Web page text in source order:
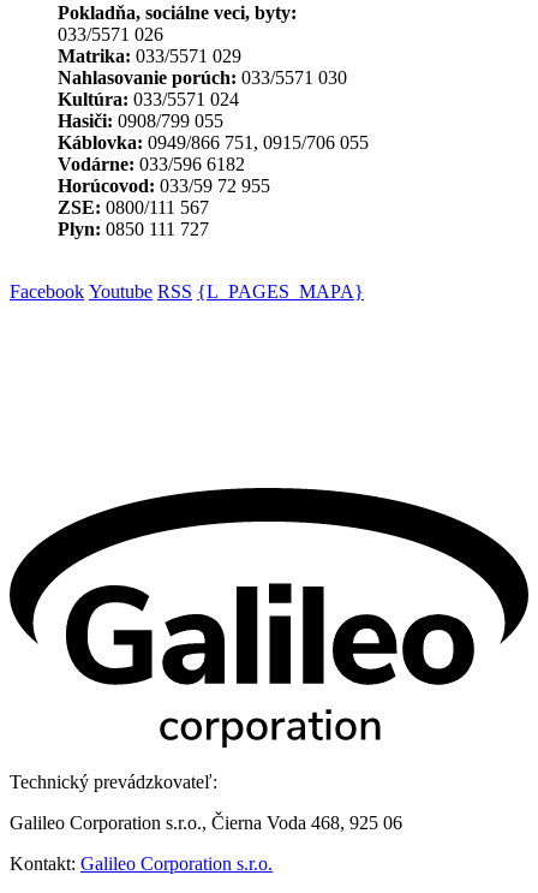
Pokladňa, sociálne veci, byty:
033/5571 026
Matrika: 033/5571 029
Nahlasovanie porúch: 033/5571 030
Kultúra: 033/5571 024
Hasiči: 0908/799 055
Káblovka: 0949/866 751, 0915/706 055
Vodárne: 033/596 6182
Horúcovod: 033/59 72 955
ZSE: 0800/111 567
Plyn: 0850 111 727
Facebook Youtube RSS {L_PAGES_MAPA}
Technický prevádzkovateľ:
Galileo Corporation s.r.o., Čierna Voda 468, 925 06
Kontakt: Galileo Corporation s.r.o.